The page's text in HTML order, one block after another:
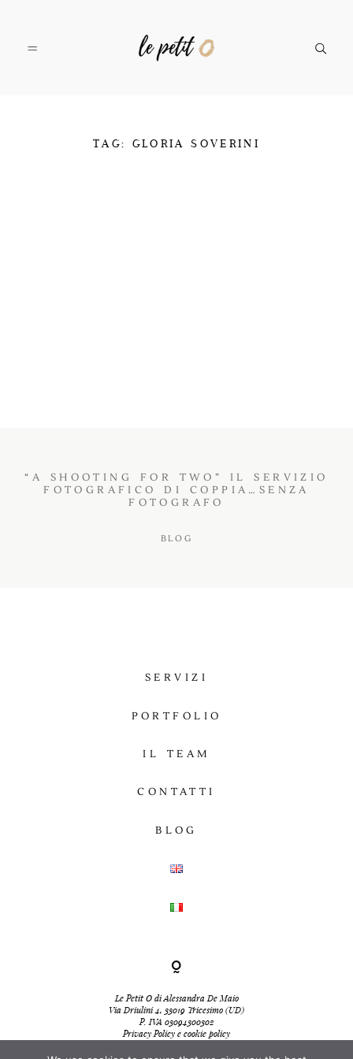
SERVIZITAG: GLORIA SOVERINI
“A SHOOTING FOR TWO” IL SERVIZIO
FOTOGRAFICO DI COPPIA…SENZA
FOTOGRAFO
BLOG
SERVIZI
PORTFOLIO
IL TEAM
CONTATTI
BLOG
Le Petit O di Alessandra De Maio
Via Driulini 4, 33019 Tricesimo (UD)
P. IVA 03094300302
Privacy Policy e cookie policy